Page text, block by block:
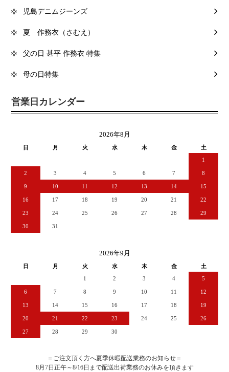
児島デニムジーンズ
夏 作務衣（さむえ）
父の日 甚平 作務衣 特集
母の日特集
営業日カレンダー
2026年8月
日 月 火 水 木 金
土
1
2 3 4 5 6 7 8
9 10 11 12 13 14 15
16 17 18 19 20 21 22
23 24 25 26 27 28 29
30 31
2026年9月
日 月 火 水 木 金
土
1
2 3 4 5
6 7 8 9 10 11 12
13 14 15 16 17 18 19
20 21 22 23 24 25 26
27 28 29 30
＝ご注文頂く方へ夏季休暇配送業務のお知らせ＝
8月7日正午～8/16日まで配送出荷業務のお休みを頂きます